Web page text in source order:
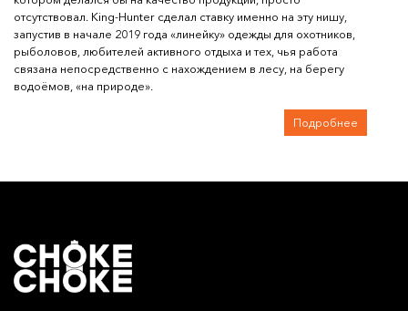
отсутствовал. King-Hunter сделал ставку именно на эту нишу,
запустив в начале 2019 года «линейку» одежды для охотников,
рыболовов, любителей активного отдыха и тех, чья работа
связана непосредственно с нахождением в лесу, на берегу
водоёмов, «на природе».
Подробнее